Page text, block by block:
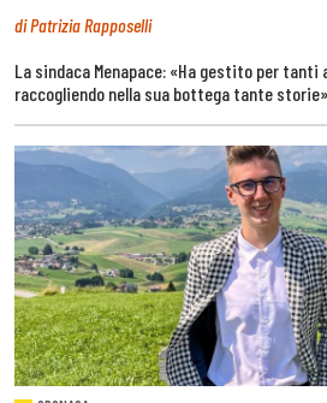
di Patrizia Rapposelli
La sindaca Menapace: «Ha gestito per tanti
raccogliendo nella sua bottega tante storie»